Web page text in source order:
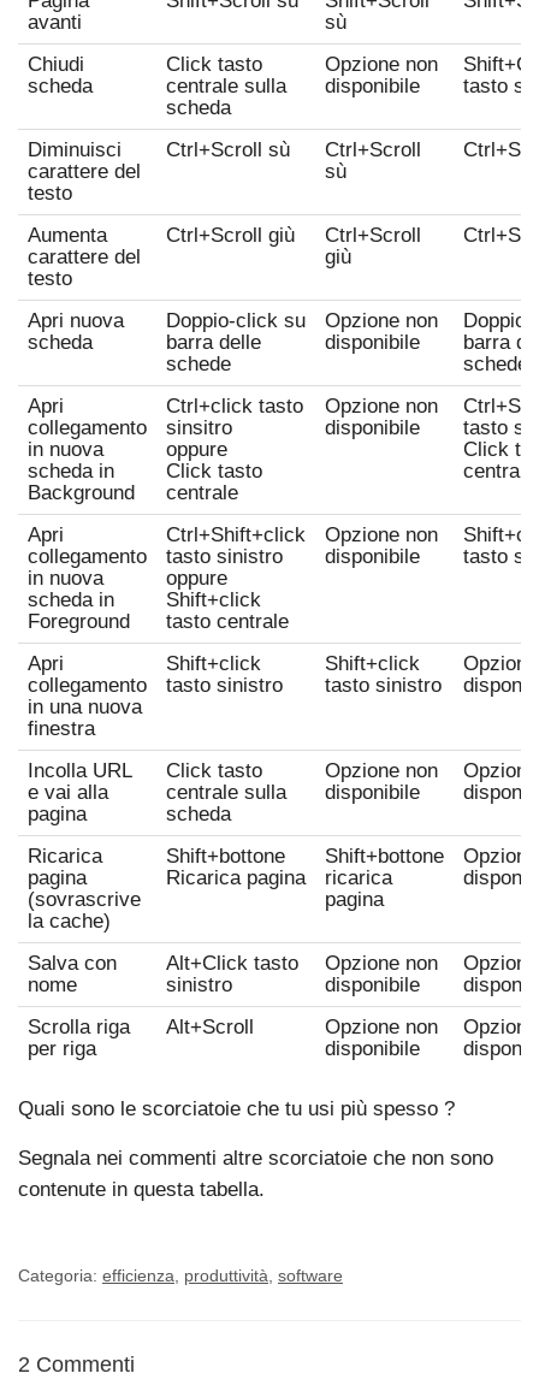
avanti
sù
Chiudi
scheda
Click tasto
centrale sulla
scheda
Opzione non
disponibile
Shift+
tasto
Diminuisci
carattere del
testo
Ctrl+Scroll sù Ctrl+Scroll
sù
Ctrl+
Aumenta
carattere del
testo
Ctrl+Scroll giù Ctrl+Scroll
giù
Ctrl+
Apri nuova
scheda
Doppio-click su
barra delle
schede
Opzione non
disponibile
barra
schede
Apri
collegamento
in nuova
scheda in
Background
Ctrl+click tasto
sinsitro
oppure
Click tasto
centrale
Opzione non
disponibile
Ctrl+
tasto
Click
centrale
Apri
collegamento
in nuova
scheda in
Foreground
Ctrl+Shift+click
tasto sinistro
oppure
Shift+click
tasto centrale
Opzione non
disponibile
Shift+
tasto
Apri
collegamento
in una nuova
finestra
Shift+click
tasto sinistro
Shift+click
tasto sinistro
Incolla URL
e vai alla
pagina
Click tasto
centrale sulla
scheda
Opzione non
disponibile
Ricarica
pagina
(sovrascrive
la cache)
Shift+bottone
Ricarica pagina
Shift+bottone
ricarica
pagina
Salva con
nome
Alt+Click tasto
sinistro
Opzione non
disponibile
Scrolla riga
per riga
Alt+Scroll
Opzione non
disponibile
Quali sono le scorciatoie che tu usi più spesso ?
Segnala nei commenti altre scorciatoie che non sono
contenute in questa tabella.
Categoria: efficienza produttività software
2 Commenti